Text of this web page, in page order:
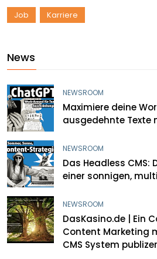
Job Karriere
News
NEWSROOM
Maximiere deine
ausgedehnte Texte
NEWSROOM
Das Headless CMS:
einer sonnigen,
NEWSROOM
DasKasino.de | Ein
Content Marketing
CMS System